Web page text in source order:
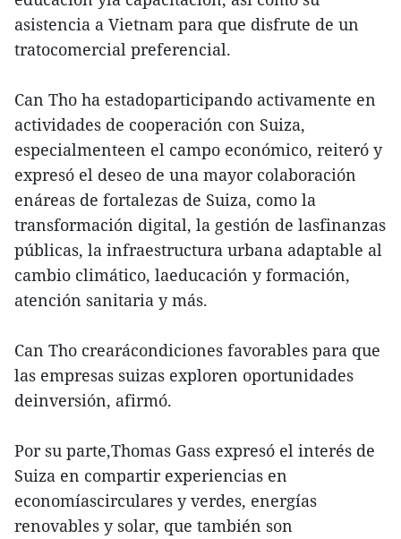
asistencia a Vietnam para que disfrute de un
tratocomercial preferencial.
Can Tho ha estadoparticipando activamente en
actividades de cooperación con Suiza,
especialmenteen el campo económico, reiteró y
expresó el deseo de una mayor colaboración
enáreas de fortalezas de Suiza, como la
transformación digital, la gestión de lasfinanzas
públicas, la infraestructura urbana adaptable al
cambio climático, laeducación y formación,
atención sanitaria y más.
Can Tho crearácondiciones favorables para que
las empresas suizas exploren oportunidades
deinversión, afirmó.
Por su parte,Thomas Gass expresó el interés de
Suiza en compartir experiencias en
economíascirculares y verdes, energías
renovables y solar, que también son